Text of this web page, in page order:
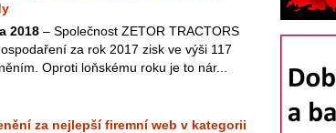
2018 – Společnost ZETOR TRACTORS
za rok 2017 zisk ve výši 117
Oproti loňskému roku je to nár...
za nejlepší firemní web v kategorii